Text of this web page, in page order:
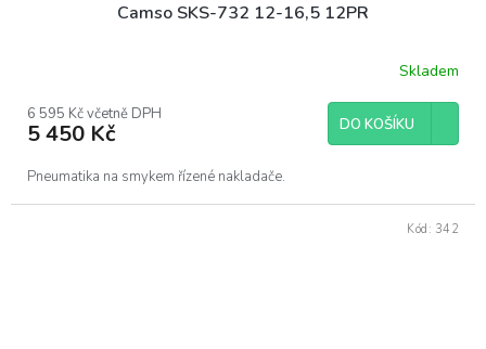
Camso SKS-732 12-16,5 12PR
Skladem
6 595 Kč včetně DPH
5 450 Kč DO KOŠÍKU
Pneumatika na smykem řízené nakladače.
Kód: 342